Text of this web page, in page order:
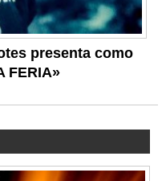
presenta como
FERIA»